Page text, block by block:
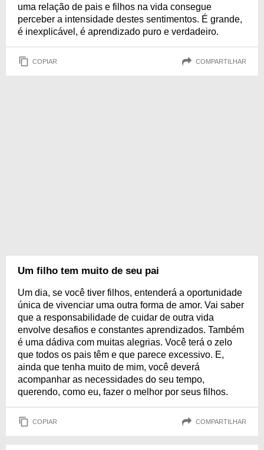
uma relação de pais e filhos na vida consegue
perceber a intensidade destes sentimentos. É grande,
é inexplicável, é aprendizado puro e verdadeiro.
COPIAR COMPARTILHAR
Um filho tem muito de seu pai
Um dia, se você tiver filhos, entenderá a oportunidade
única de vivenciar uma outra forma de amor. Vai saber
que a responsabilidade de cuidar de outra vida
envolve desafios e constantes aprendizados. Também
é uma dádiva com muitas alegrias. Você terá o zelo
que todos os pais têm e que parece excessivo. E,
ainda que tenha muito de mim, você deverá
acompanhar as necessidades do seu tempo,
querendo, como eu, fazer o melhor por seus filhos.
COPIAR COMPARTILHAR